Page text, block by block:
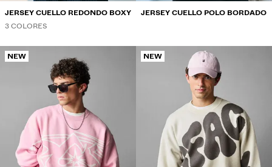
JERSEY CUELLO REDONDO BOXY
3 COLORES
JERSEY CUELLO POLO BORDADO
NEW NEW